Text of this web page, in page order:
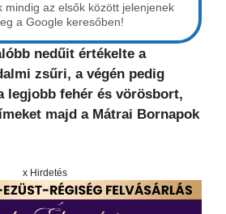
mindig az elsők között jelenjenek
a Google keresőben!
nedűit értékelte a
zsűri, a végén pedig
legjobb fehér és vörösbort,
majd a Mátrai Bornapok
x Hirdetés